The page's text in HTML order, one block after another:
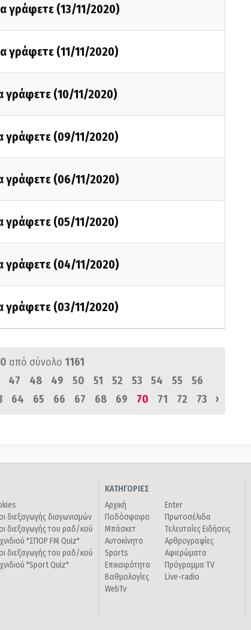
γράφετε (13/11/2020)
γράφετε (11/11/2020)
γράφετε (10/11/2020)
γράφετε (09/11/2020)
γράφετε (06/11/2020)
γράφετε (05/11/2020)
γράφετε (04/11/2020)
γράφετε (03/11/2020)
από σύνολο 1161
47 48 49 50 51 52 53 54 55
56
64 65 66 67 68 69 70 71 72 73 ›
διεξαγωγής διαγωνισμών
διεξαγωγής του ραδ/κού
"ΣΠΟΡ FM Quiz"
διεξαγωγής του ραδ/κού
"Sport Quiz"
ΚΑΤΗΓΟΡΙΕΣ
Αρχική
Ποδόσφαιρο
Μπάσκετ
Αυτοκίνητο
Sports
Επικαιρότητα
Βαθμολογίες
WebTv
Enter
Πρωτοσέλιδα
Τελευταίες Ειδήσεις
Αρθρογραφίες
Αφιερώματα
Πρόγραμμα TV
Live-radio